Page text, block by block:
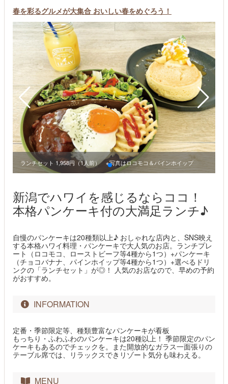
春を彩るグルメが大集合 おいしい春をめぐろう！
ランチセット 1,958円（1人前） ※写真はロコモコ＆パインホイップ
新潟でハワイを感じるならココ！
本格パンケーキ付の大満足ランチ♪
自慢のパンケーキは20種類以上♪ おしゃれな店内と、SNS映え
する本格ハワイ料理・パンケーキで大人気のお店。ランチプレ
ート（ロコモコ、ローストビーフ等4種から1つ）+パンケーキ
（チョコバナナ、パインホイップ等4種から1つ）+選べるドリ
ンクの「ランチセット」が◎！ 人気のお店なので、早めの予約
がおすすめ。
INFORMATION
定番・季節限定等、種類豊富なパンケーキが看板
もっちり・ふわふわのパンケーキは20種以上！ 季節限定のパン
ケーキもあるのでチェックを。また開放的なガラス一面張りの
テーブル席では、リラックスできリゾート気分も味わえる。
MENU